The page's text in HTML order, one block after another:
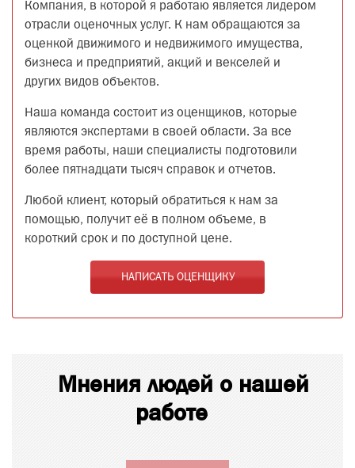
Компания, в которой я работаю является лидером
отрасли оценочных услуг. К нам обращаются за
оценкой движимого и недвижимого имущества,
бизнеса и предприятий, акций и векселей и
других видов объектов.
Наша команда состоит из оценщиков, которые
являются экспертами в своей области. За все
время работы, наши специалисты подготовили
более пятнадцати тысяч справок и отчетов.
Любой клиент, который обратиться к нам за
помощью, получит её в полном объеме, в
короткий срок и по доступной цене.
НАПИСАТЬ ОЦЕНЩИКУ
Мнения людей о нашей
работе